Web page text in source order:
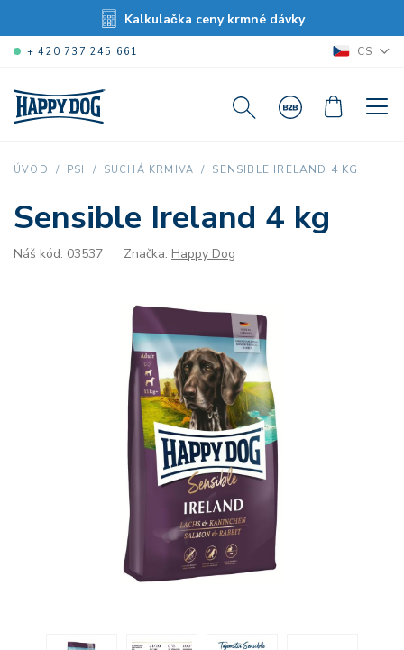
Kalkulačka ceny krmné dávky
+ 420 737 245 661 CS
ÚVOD PSI SUCHÁ KRMIVA SENSIBLE IRELAND 4 KG
Sensible Ireland 4 kg
Náš kód: 03537 Značka: Happy Dog